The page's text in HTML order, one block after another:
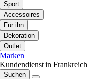
Sport
Accessoires
Für ihn
Dekoration
Outlet
Marken
Kundendienst in Frankreich
Suchen